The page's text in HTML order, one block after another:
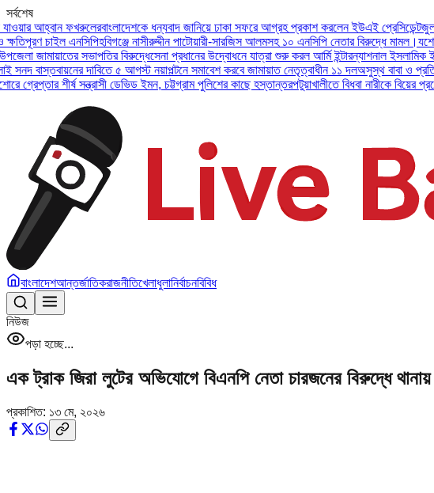
সর্বশেষ
ফখরুলেরবাংলাদেশকে ধন্যবাদ জানিয়ে ঢাকা সফরে আগ্রহ প্রকাশ করলেন ইউএই প্রেসিডেন্ট জুলাই সনদ
এনসিপিহবিগঞ্জে নাসীরুদ্দীন পাটোয়ারী-সারজিস আলমসহ ১০ এনসিপি নেতার বিরুদ্ধে মামল।যশোরে
সভাপতির বিরুদ্ধেসেনা প্রধানের উদ্বোধনে যাত্রা শুরু করল আর্মি ইন্টারন্যাশনাল ইসলামিক ইনস্টিটিউট
দাবিতে ৫ আগস্ট নয়াপল্টনে সমাবেশ করবে জামায়াত নেতৃত্বাধীন ১১ দলঅসুস্থ বাবা ও প্রতিবন্ধী
শীর্ষ সন্ত্রাসী ডেভিড ইমন, চট্টগ্রাম পুলিশের কাছে হস্তান্তরপটুয়াখালীতে বিধবা নারীকে বিয়ের প্রলোভনে
বাংলাদেশআন্তর্জাতিকরাজনীতিখেলাধুলানির্বাচনবিবিধ
নিউজ
পড়া হচ্ছে...
এক ট্রাক জিরা লুটের অভিযোগে বিএনপি নেতা চারজনের বিরুদ্ধে থানায়
প্রকাশিত: ১৩ মে, ২০২৬